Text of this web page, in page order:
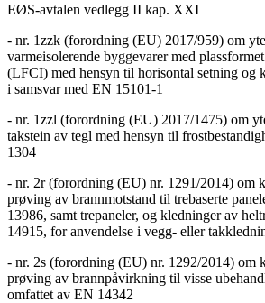
EØS-avtalen vedlegg II kap. XXI
- nr. 1zzk (forordning (EU) 2017/959) om
varmeisolerende byggevarer med
(LFCI) med hensyn til horisontal setning og
i samsvar med EN 15101-1
- nr. 1zzl (forordning (EU) 2017/1475) om
takstein av tegl med hensyn til
1304
- nr. 2r (forordning (EU) nr. 1291/2014) om
prøving av brannmotstand til trebaserte
13986, samt trepaneler, og kledninger av
14915, for anvendelse i vegg- eller
- nr. 2s (forordning (EU) nr. 1292/2014) om
prøving av brannpåvirkning til visse
omfattet av EN 14342